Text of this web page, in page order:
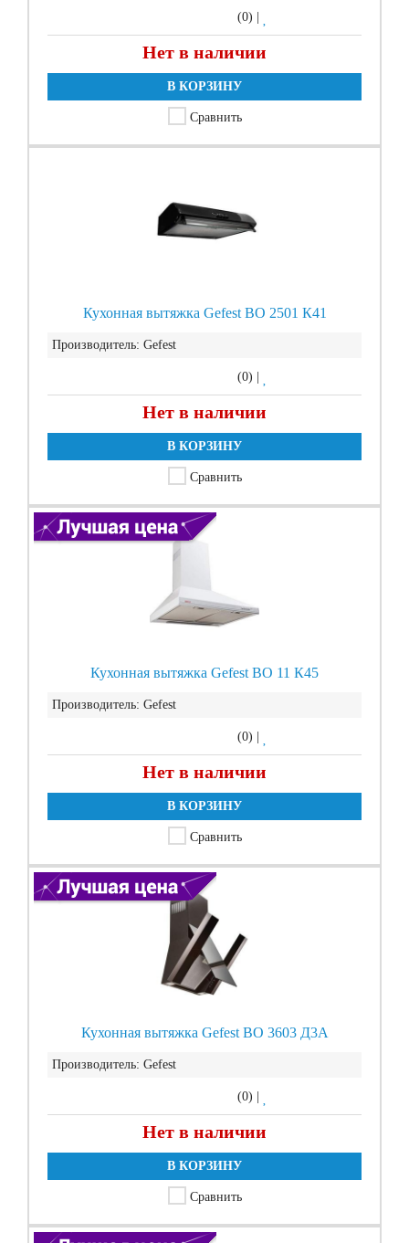
(0)
Нет в наличии
В КОРЗИНУ
Сравнить
Кухонная вытяжка Gefest ВО 2501 К41
Производитель: Gefest
(0)
Нет в наличии
В КОРЗИНУ
Сравнить
Кухонная вытяжка Gefest ВО 11 К45
Производитель: Gefest
(0)
Нет в наличии
В КОРЗИНУ
Сравнить
Кухонная вытяжка Gefest ВО 3603 Д3А
Производитель: Gefest
(0)
Нет в наличии
В КОРЗИНУ
Сравнить